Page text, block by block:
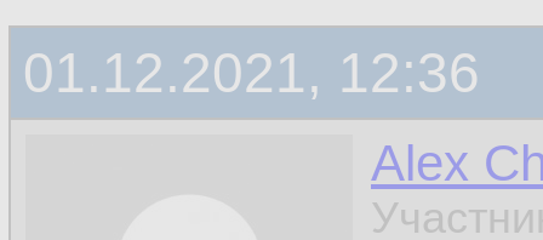
01.12.2021, 12:36
Alex